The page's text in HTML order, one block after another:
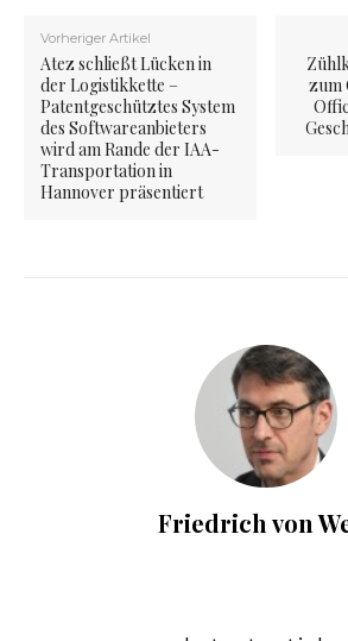
Vorheriger Artikel
Atez schließt Lücken in
der Logistikkette –
Patentgeschütztes System
des Softwareanbieters
wird am Rande der IAA-
Transportation in
Hannover präsentiert
zum
Friedrich von